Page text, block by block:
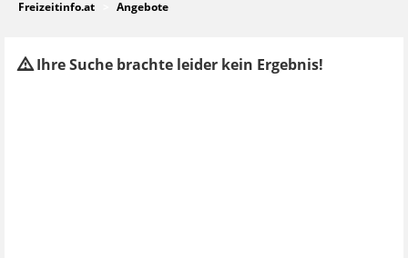
Freizeitinfo.at Angebote
Ihre Suche brachte leider kein Ergebnis!